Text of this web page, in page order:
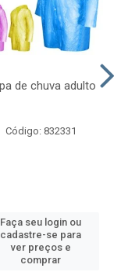
de chuva adulto
Código: 832331
Faça seu login ou
cadastre-se para
ver preços e
comprar